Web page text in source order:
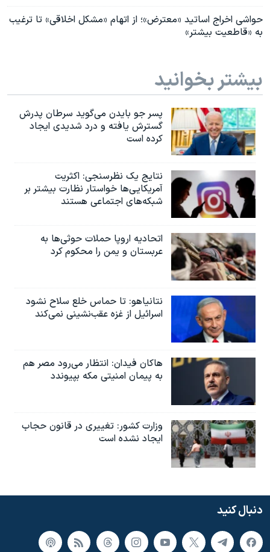
حواشی اخراج اساتید «معترض»؛ از اتهام «مشکل اخلاقی» تا ترغیب
به «قاطعیت بیشتر»
بیشتر بخوانید
پسر جو بایدن می‌گوید سرطان پدرش
گسترش یافته و درد شدیدی ایجاد
کرده است
نتایج یک نظرسنجی: اکثریت
آمریکایی‌ها خواستار نظارت بیشتر بر
شبکه‌های اجتماعی هستند
اتحادیه اروپا حملات حوثی‌ها به
عربستان و یمن را محکوم کرد
نتانیاهو: تا حماس خلع سلاح نشود
اسرائیل از غزه عقب‌نشینی نمی‌کند
هاکان فیدان: انتظار می‌رود مصر هم
به پیمان امنیتی مکه بپیوندد
وزارت کشور: تغییری در قانون حجاب
ایجاد نشده است
دنبال کنید